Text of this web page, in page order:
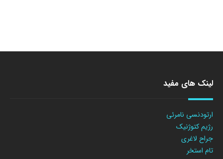
لینک های مفید
ارتودنسی نامرئی
رژیم کتوژنیک
جراح لاغری
تام استخر